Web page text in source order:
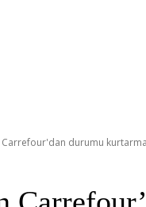
durumu kurtarma